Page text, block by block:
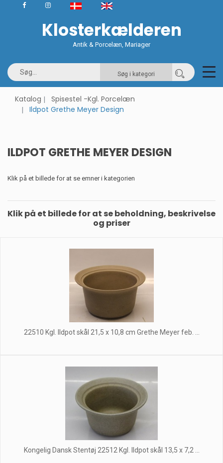
Klosterkælderen
Antik & Porcelæn, Mariager
Søg i kategori
Katalog
Spisestel -Kgl. Porcelæn
Ildpot Grethe Meyer Design
ILDPOT GRETHE MEYER DESIGN
Klik på et billede for at se emner i kategorien
Klik på et billede for at se beholdning, beskrivelse
og priser
22510 Kgl. Ildpot skål 21,5 x 10,8 cm Grethe Meyer feb. ...
Kongelig Dansk Stentøj 22512 Kgl. Ildpot skål 13,5 x 7,2 ...